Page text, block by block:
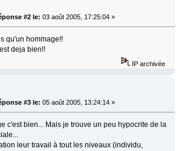
#2 le: 03 août 2005, 17:25:04 »
qu'un hommage!!
deja bien!!
IP archivée
#3 le: 05 août 2005, 13:24:14 »
c'est bien... Mais je trouve un peu hypocrite de la
leur travail à tout les niveaux (individu,